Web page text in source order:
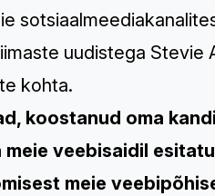
uudistega
kohta.
koostanud oma
veebisaidil
meie